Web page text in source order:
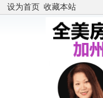
设为首页 收藏本站